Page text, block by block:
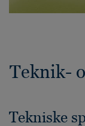
Teknik-
Tekniske